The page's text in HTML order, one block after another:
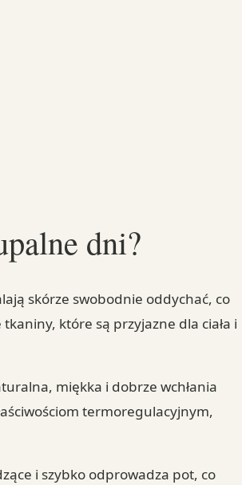
dni?
skórze swobodnie oddychać, co
które są przyjazne dla ciała i
miękka i dobrze wchłania
termoregulacyjnym,
i szybko odprowadza pot, co